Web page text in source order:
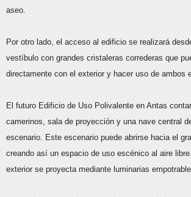
aseo.
Por otro lado, el acceso al edificio se realizará
vestíbulo con grandes cristaleras correderas que
directamente con el exterior y hacer uso de ambos
El futuro Edificio de Uso Polivalente en Antas
camerinos, sala de proyección y una nave central
escenario. Este escenario puede abrirse hacia el
creando así un espacio de uso escénico al aire
exterior se proyecta mediante luminarias